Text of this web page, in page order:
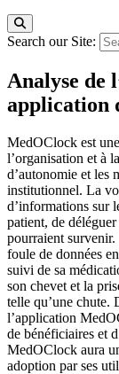
Search our Site:
Analyse de
application
MedOClock est
l’organisation et à
d’autonomie et les
institutionnel. La
d’informations sur
patient, de
pourraient survenir.
foule de données
suivi de sa
son chevet et la
telle qu’une chute.
l’application
de bénéficiaires et
MedOClock aura
adoption par ses